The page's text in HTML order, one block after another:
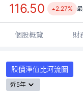
116.50 2.27%
個股概覽 財
股價淨值比河流圖
近5年